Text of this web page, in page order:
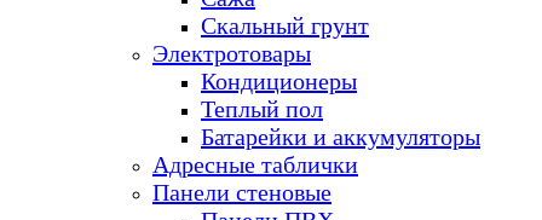
Скальный грунт
Электротовары
Кондиционеры
Теплый пол
Батарейки и аккумуляторы
Адресные таблички
Панели стеновые